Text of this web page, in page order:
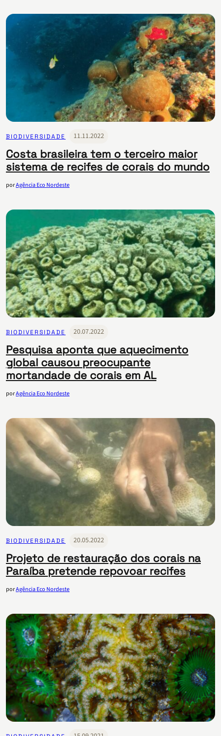
BIODIVERSIDADE 11.11.2022
Costa brasileira tem o terceiro maior
sistema de recifes de corais do mundo
porAgência Eco Nordeste
BIODIVERSIDADE 20.07.2022
Pesquisa aponta que aquecimento
global causou preocupante
mortandade de corais em AL
porAgência Eco Nordeste
BIODIVERSIDADE 20.05.2022
Projeto de restauração dos corais na
Paraíba pretende repovoar recifes
porAgência Eco Nordeste